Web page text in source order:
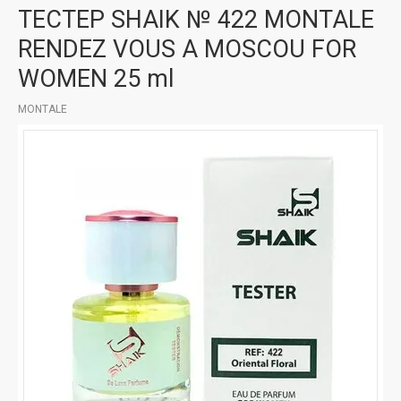
ТЕСТЕР SHAIK № 422 MONTALE
RENDEZ VOUS A MOSCOU FOR
WOMEN 25 ml
MONTALE